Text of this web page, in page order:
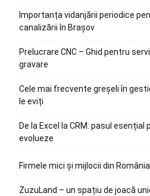
Importanța vidanjării periodice
canalizării în Brașov
Prelucrare CNC – Ghid pentru
gravare
Cele mai frecvente greșeli în
le eviți
De la Excel la CRM: pasul
evolueze
Firmele mici și mijlocii din
ZuzuLand – un spațiu de joacă